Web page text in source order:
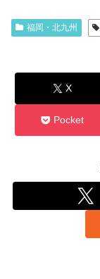
福岡・北九州
X
Pocket